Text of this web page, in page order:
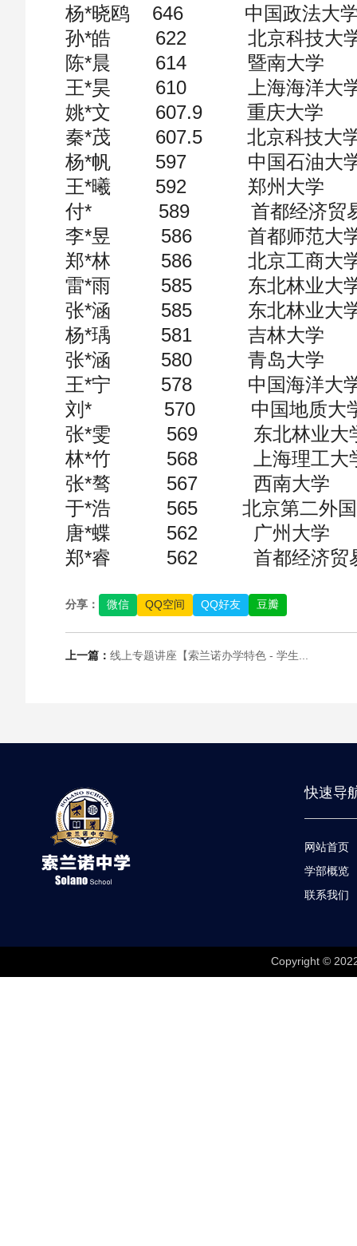
杨*晓鸥 646 中国政法大
孙*皓 622 北京科技大
陈*晨 614 暨南大学
王*昊 610 上海海洋大
姚*文 607.9 重庆大学
秦*茂 607.5 北京科技大
杨*帆 597 中国石油大
王*曦 592 郑州大学
付* 589 首都经济贸易
李*昱 586 首都师范大
郑*林 586 北京工商大
雷*雨 585 东北林业大
张*涵 585 东北林业大
杨*瑀 581 吉林大学
张*涵 580 青岛大学
王*宁 578 中国海洋大
刘* 570 中国地质大
张*雯 569 东北林业大
林*竹 568 上海理工大
张*骜 567 西南大学
于*浩 565 北京第二外国
唐*蝶 562 广州大学
郑*睿 562 首都经济贸易
分享： 微信 QQ空间 QQ好友 豆瓣
上一篇： 线上专题讲座【索兰诺办学特色 - 学生...
快速导
网站首页
学部概览
联系我们
Copyright ©